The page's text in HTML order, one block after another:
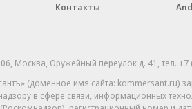
Контакты
Москва, Оружейный переулок д. 41,тел.
(доменное имя сайта: kommersant.ru)
в сфере связи, информационных